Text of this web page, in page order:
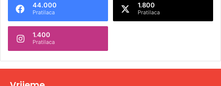
n
t
v
44.000
Pratilaca
1.800
Pratilaca
1.400
Pratilaca